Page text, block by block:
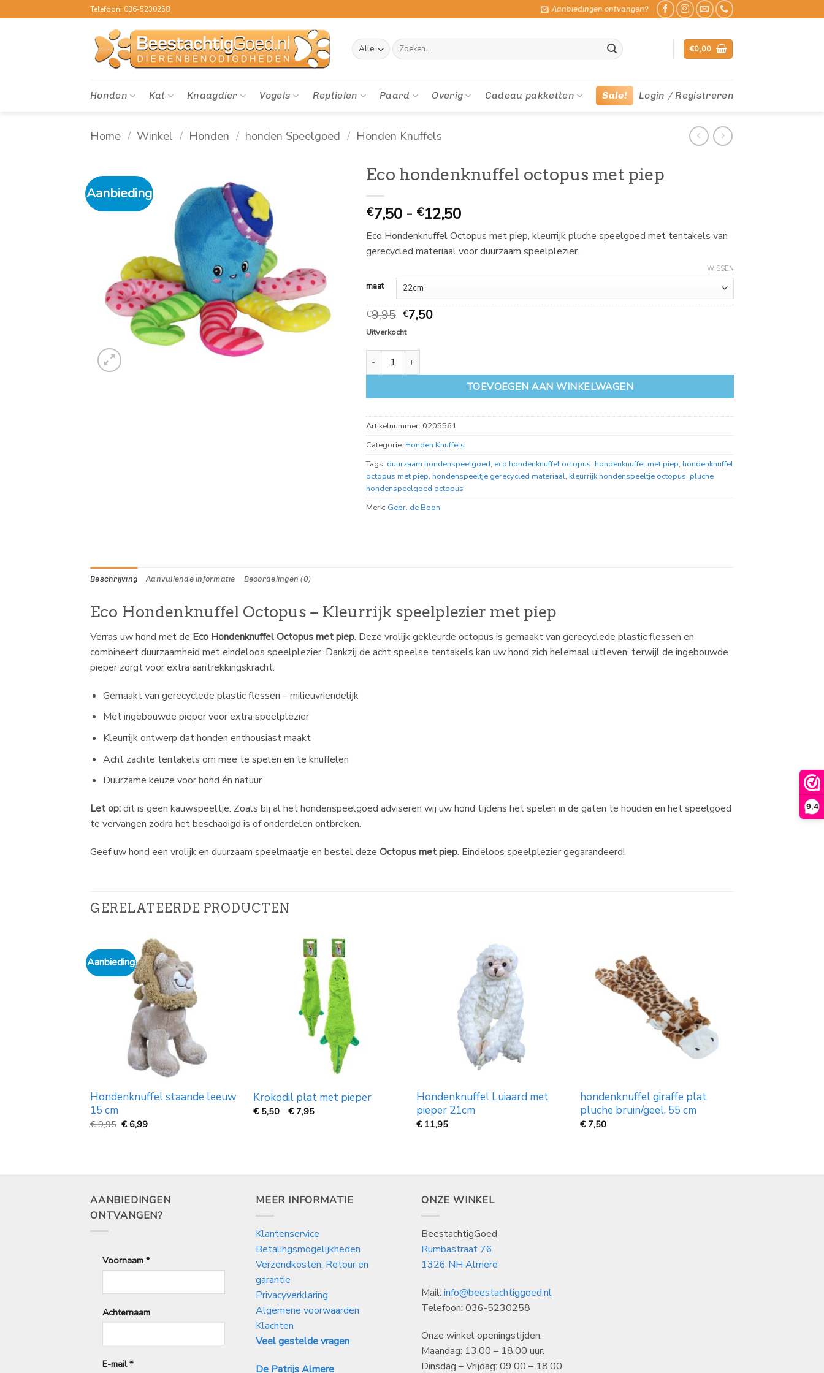
9,4
naar
Telefoon: 036-5230258 Aanbiedingen ontvangen?
Zoeken
naar:
€0,00
Honden Kat Knaagdier Vogels Reptielen Paard Overig Cadeau pakketten Sale! Login / Registreren
Home / Winkel / Honden / honden Speelgoed / Honden Knuffels
Aanbieding
Eco hondenknuffel octopus met piep
€7,50 - €12,50Prijsklasse:
€
7,50
tot
Eco Hondenknuffel Octopus met piep, kleurrijk pluche speelgoed met tentakels van
gerecycled materiaal voor duurzaam speelplezier.
maat
WISSEN
€9,95 Oorspronkelijke
prijs
was:
€
9,95.
€7,50Huidige
Uitverkocht
Eco hondenknuffel octopus met piep aantal
TOEVOEGEN AAN WINKELWAGEN
Artikelnummer: 0205561
Categorie: Honden Knuffels
Tags: duurzaam hondenspeelgoed, eco hondenknuffel octopus, hondenknuffel met piep, hondenknuffel
octopus met piep, hondenspeeltje gerecycled materiaal, kleurrijk hondenspeeltje octopus, pluche
hondenspeelgoed octopus
Merk: Gebr. de Boon
Beschrijving Aanvullende informatie Beoordelingen (0)
Eco Hondenknuffel Octopus – Kleurrijk speelplezier met piep
Verras uw hond met de Eco Hondenknuffel Octopus met piep. Deze vrolijk gekleurde octopus is gemaakt van gerecyclede plastic flessen en
combineert duurzaamheid met eindeloos speelplezier. Dankzij de acht speelse tentakels kan uw hond zich helemaal uitleven, terwijl de ingebouwde
pieper zorgt voor extra aantrekkingskracht.
Gemaakt van gerecyclede plastic flessen – milieuvriendelijk
Met ingebouwde pieper voor extra speelplezier
Kleurrijk ontwerp dat honden enthousiast maakt
Acht zachte tentakels om mee te spelen en te knuffelen
Duurzame keuze voor hond én natuur
Let op:dit is geen kauwspeeltje. Zoals bij al het hondenspeelgoed adviseren wij uw hond tijdens het spelen in de gaten te houden en het speelgoed
te vervangen zodra het beschadigd is of onderdelen ontbreken.
Geef uw hond een vrolijk en duurzaam speelmaatje en bestel deze Octopus met piep. Eindeloos speelplezier gegarandeerd!
GERELATEERDE PRODUCTEN
Aanbieding
Hondenknuffel staande leeuw
15 cm
€9,95 Oorspronkelijke
prijs
€6,99Huidige
Krokodil plat met pieper
€ 5,50 - € 7,95Prijsklasse:
Hondenknuffel Luiaard met
pieper 21cm
€ 11,95
hondenknuffel giraffe plat
pluche bruin/geel, 55 cm
€ 7,50
AANBIEDINGEN
ONTVANGEN?
Voornaam *
Achternaam
E-mail*
MEER INFORMATIE
Klantenservice
Betalingsmogelijkheden
Verzendkosten, Retour en
garantie
Privacyverklaring
Algemene voorwaarden
Klachten
Veel gestelde vragen
De Patrijs Almere
ONZE WINKEL
BeestachtigGoed
Rumbastraat 76
1326 NH Almere
Mail: info@beestachtiggoed.nl
Telefoon: 036-5230258
Onze winkel openingstijden:
Maandag: 13.00 – 18.00 uur.
Dinsdag – Vrijdag: 09.00 – 18.00